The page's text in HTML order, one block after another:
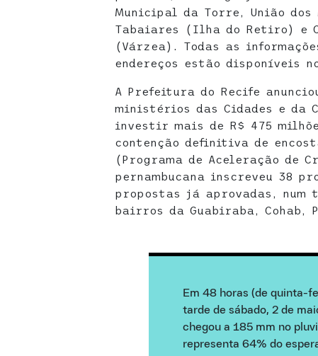
Municipal da Torre, União dos
Tabaiares (Ilha do Retiro) e
(Várzea). Todas as
endereços estão disponíveis
A Prefeitura do Recife
ministérios das Cidades e da
investir mais de R$ 475
contenção definitiva de
(Programa de Aceleração de
pernambucana inscreveu 38
propostas já aprovadas, num
bairros da Guabiraba, Cohab,
Em 48 horas (de quinta-
tarde de sábado, 2 de
chegou a 185 mm no
representa 64% do